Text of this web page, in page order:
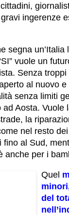
ingerenze
segna
vuole un
Senza
al nuovo e
senza limiti
Aosta. Vuole
la
nel resto
al Sud,
anche per i
Quel
del